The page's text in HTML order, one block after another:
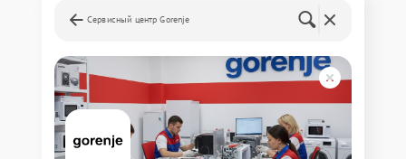
Сервисный центр Gorenje